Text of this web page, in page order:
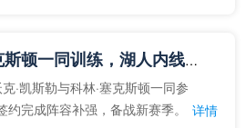
湖人新援合练！凯斯勒、塞克斯顿一同训练，湖人内线补强成型
·凯斯勒与科林·塞克斯顿一同参
完成阵容补强，备战新赛季。
详情